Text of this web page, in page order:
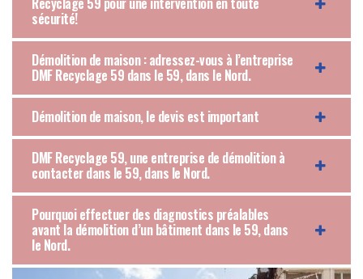
sécurité!
Démolition de maison : adressez-vous à l’entreprise
DMF Recyclage 59 dans le 59, dans le Nord.
Démolition de maison, le devis est important
DMF Recyclage 59, une entreprise de démolition à
contacter dans le 59, dans le Nord.
Pourquoi effectuer des diagnostics préalables
avant la démolition d’un bâtiment dans le 59, dans
le Nord.